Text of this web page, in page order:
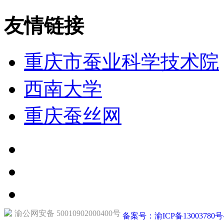
友情链接
重庆市蚕业科学技术院
西南大学
重庆蚕丝网
渝公网安备 50010902000400号 备案号：渝ICP备13003780